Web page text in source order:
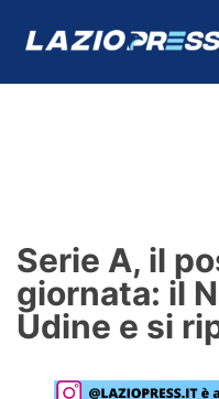
Formello
Infortuni
Primavera
Serie A, il
giornata: il
Udine e si